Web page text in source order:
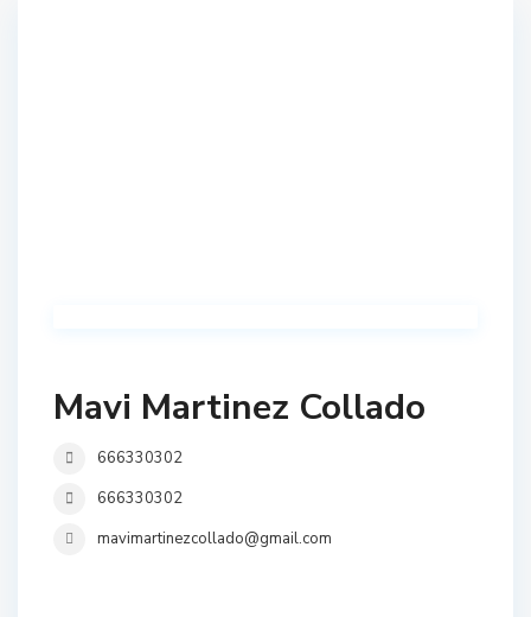
Mavi Martinez Collado
666330302
666330302
mavimartinezcollado@gmail.com